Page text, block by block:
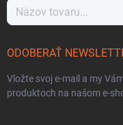
ODOBERAŤ
Vložte svoj e-mail a my
produktoch na našom e-